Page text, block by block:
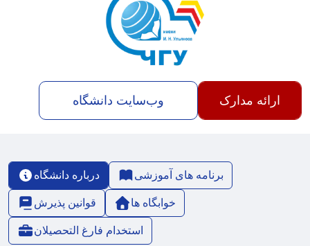
وب‌سایت دانشگاه ارائه مدارک
درباره دانشگاه
برنامه های آموزشی
قوانین پذیرش
خوابگاه ها
استخدام فارغ التحصیلان